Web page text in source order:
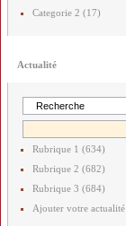
Categorie 2 (17)
Actualité
Rubrique 1 (634)
Rubrique 2 (682)
Rubrique 3 (684)
Ajouter votre actualité